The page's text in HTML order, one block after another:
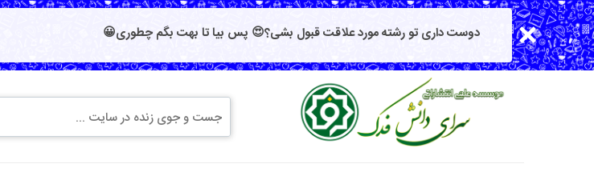
دوست داری تو رشته مورد علاقت قبول بشی؟😍 پس بیا تا بهت بگم چطوری😀